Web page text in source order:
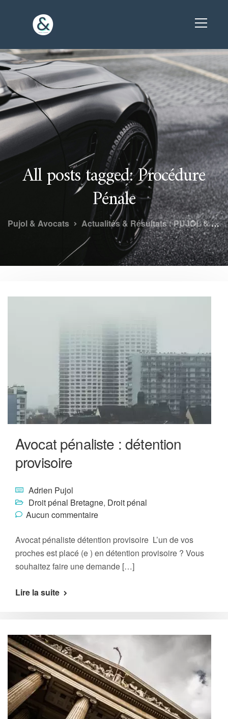
All posts tagged: Procédure
Pénale
Pujol & Avocats Actualités & Résultats : PUJOL & Avocats
Avocat pénaliste : détention
provisoire
Adrien Pujol
Droit pénal Bretagne, Droit pénal
Aucun commentaire
Avocat pénaliste détention provisoire L’un de vos
proches est placé (e ) en détention provisoire ? Vous
souhaitez faire une demande […]
Lire la suite